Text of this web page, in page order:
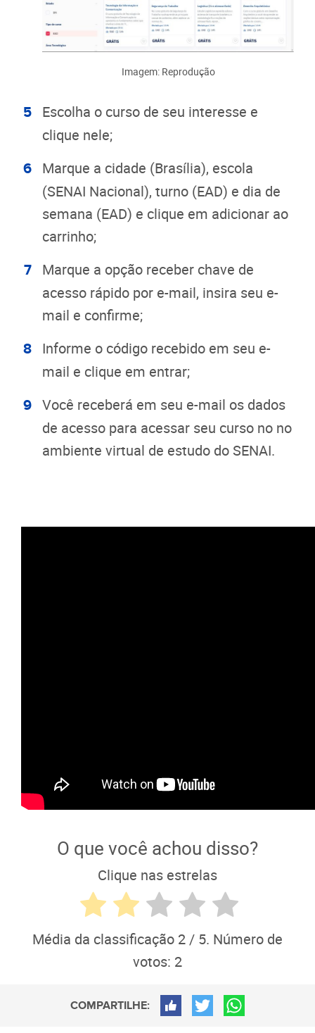
Imagem: Reprodução
Escolha o curso de seu interesse e
clique nele;
Marque a cidade (Brasília), escola
(SENAI Nacional), turno (EAD) e dia de
semana (EAD) e clique em adicionar ao
carrinho;
Marque a opção receber chave de
acesso rápido por e-mail, insira seu e-
mail e confirme;
Informe o código recebido em seu e-
mail e clique em entrar;
Você receberá em seu e-mail os dados
de acesso para acessar seu curso no no
ambiente virtual de estudo do SENAI.
O que você achou disso?
Clique nas estrelas
Média da classificação 2 / 5. Número de
votos: 2
COMPARTILHE: